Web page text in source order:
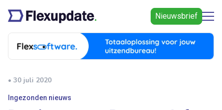
Nieuwsbrief
• 30 juli 2020
Ingezonden nieuws